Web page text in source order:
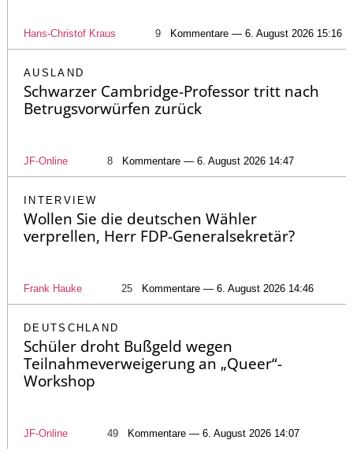
Hans-Christof Kraus 9 Kommentare — 6. August 2026 15:16
AUSLAND
Schwarzer Cambridge-Professor tritt nach
Betrugsvorwürfen zurück
JF-Online 8 Kommentare — 6. August 2026 14:47
INTERVIEW
Wollen Sie die deutschen Wähler
verprellen, Herr FDP-Generalsekretär?
Frank Hauke 25 Kommentare — 6. August 2026 14:46
DEUTSCHLAND
Schüler droht Bußgeld wegen
Teilnahmeverweigerung an „Queer“-
Workshop
JF-Online 49 Kommentare — 6. August 2026 14:07